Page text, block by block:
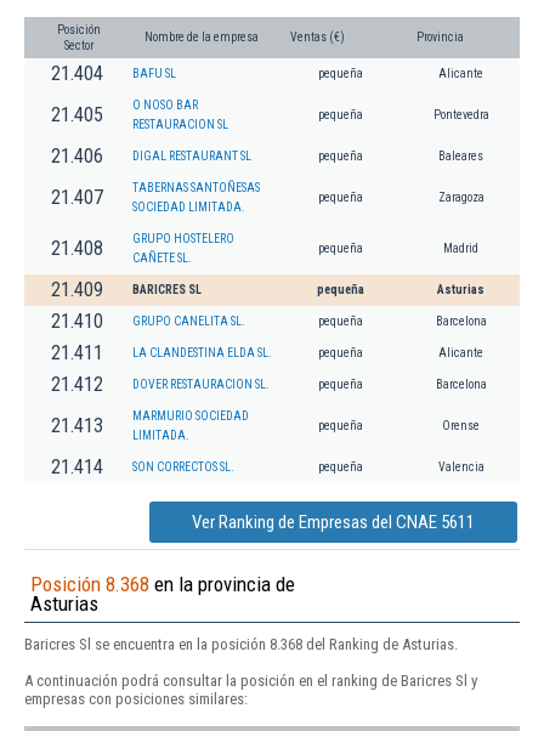
Posición
Sector
Nombre de la empresa Ventas (€) Provincia
21.404 BAFU SL pequeña Alicante
21.405
O NOSO BAR
RESTAURACION SL
pequeña Pontevedra
21.406 DIGAL RESTAURANT SL pequeña Baleares
21.407
TABERNAS SANTOÑESAS
SOCIEDAD LIMITADA.
pequeña Zaragoza
21.408
GRUPO HOSTELERO
CAÑETE SL.
pequeña Madrid
21.409 BARICRES SL pequeña Asturias
21.410 GRUPO CANELITA SL. pequeña Barcelona
21.411 LA CLANDESTINA ELDA SL. pequeña Alicante
21.412 DOVER RESTAURACION SL. pequeña Barcelona
21.413
MARMURIO SOCIEDAD
LIMITADA.
pequeña Orense
21.414 SON CORRECTOS SL. pequeña Valencia
Ver Ranking de Empresas del CNAE 5611
Posición 8.368 en la provincia de
Asturias
Baricres Sl se encuentra en la posición 8.368 del Ranking de Asturias.
A continuación podrá consultar la posición en el ranking de Baricres Sl y
empresas con posiciones similares: